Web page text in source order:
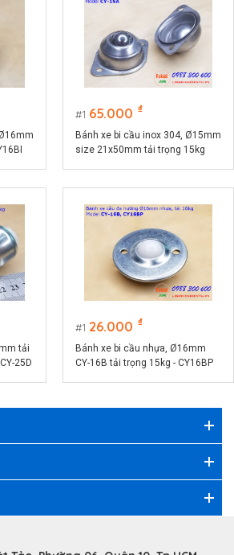
1 65.000 ₫
Bánh xe bi cầu inox 304, Ø15mm
size 21x50mm tải trọng 15kg
tải
25D
1 26.000 ₫
Bánh xe bi cầu nhựa, Ø16mm
CY-16B tải trọng 15kg - CY16BP